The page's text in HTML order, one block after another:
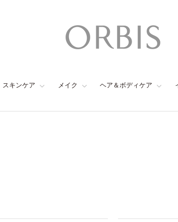
スキンケア メイク ヘア＆ボディケア